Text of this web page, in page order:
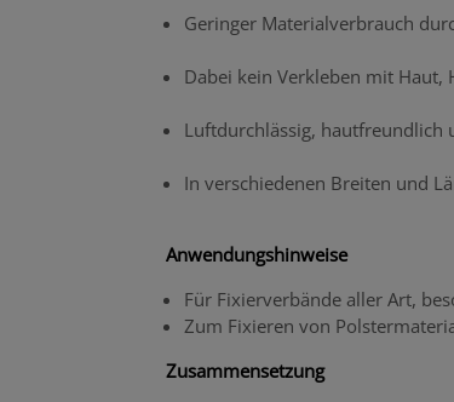
Geringer Materialverbrauch
Dabei kein Verkleben mit Haut,
Luftdurchlässig, hautfreundlich
In verschiedenen Breiten und
Anwendungshinweise
Für Fixierverbände aller Art,
Zum Fixieren von
Zusammensetzung